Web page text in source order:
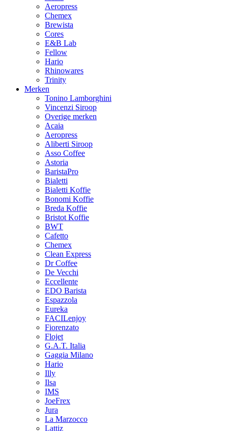
Aeropress
Chemex
Brewista
Cores
E&B Lab
Fellow
Hario
Rhinowares
Trinity
Merken
Tonino Lamborghini
Vincenzi Siroop
Overige merken
Acaia
Aeropress
Aliberti Siroop
Asso Coffee
Astoria
BaristaPro
Bialetti
Bialetti Koffie
Bonomi Koffie
Breda Koffie
Bristot Koffie
BWT
Cafetto
Chemex
Clean Express
Dr Coffee
De Vecchi
Eccellente
EDO Barista
Espazzola
Eureka
FACILenjoy
Fiorenzato
Flojet
G.A.T. Italia
Gaggia Milano
Hario
Illy
Ilsa
IMS
JoeFrex
Jura
La Marzocco
Lattiz